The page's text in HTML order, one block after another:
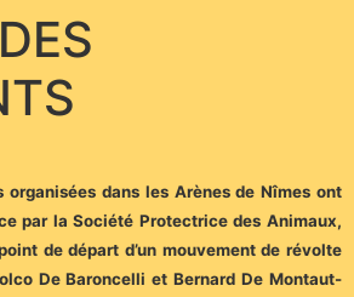
organisées dans les Arènes de Nîmes ont
par la Société Protectrice des Animaux,
de départ d’un mouvement de révolte
De Baroncelli et Bernard De Montaut-